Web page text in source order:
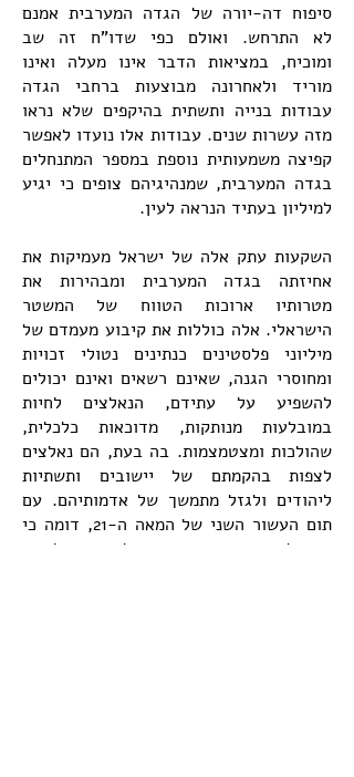
סיפוח דה-יורה של הגדה המערבית אמנם
לא התרחש. ואולם כפי שדו"ח זה שב
ומוכיח, במציאות הדבר אינו מעלה ואינו
מוריד ולאחרונה מבוצעות ברחבי הגדה
עבודות בנייה ותשתית בהיקפים שלא נראו
מזה עשרות שנים. עבודות אלו נועדו לאפשר
קפיצה משמעותית נוספת במספר המתנחלים
בגדה המערבית, שמנהיגיהם צופים כי יגיע
למיליון בעתיד הנראה לעין.
השקעות עתק אלה של ישראל מעמיקות את
אחיזתה בגדה המערבית ומבהירות את
מטרותיו ארוכות הטווח של המשטר
הישראלי. אלה כוללות את קיבוע מעמדם של
מיליוני פלסטינים כנתינים נטולי זכויות
ומחוסרי הגנה, שאינם רשאים ואינם יכולים
להשפיע על עתידם, הנאלצים לחיות
במובלעות מנותקות, מדוכאות כלכלית,
שהולכות ומצטמצמות. בה בעת, הם נאלצים
לצפות בהקמתם של יישובים ותשתיות
ליהודים ולגזל מתמשך של אדמותיהם. עם
תום העשור השני של המאה ה-21, דומה כי
ישראל נחושה מאי פעם להמשיך לקיים